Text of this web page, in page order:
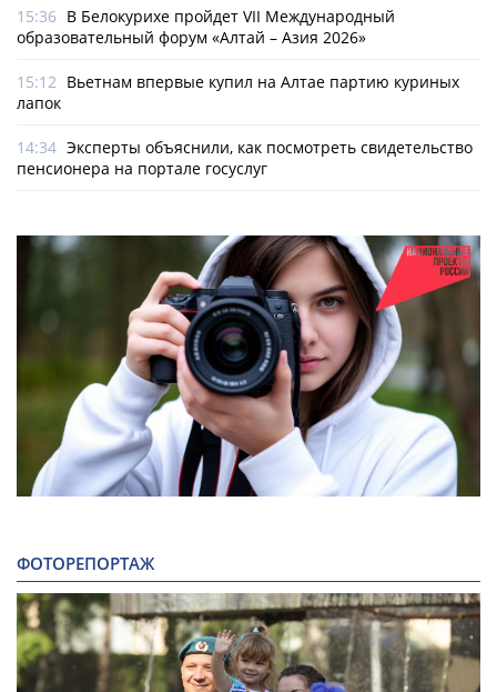
15:36 В Белокурихе пройдет VII Международный
образовательный форум «Алтай – Азия 2026»
15:12 Вьетнам впервые купил на Алтае партию куриных
лапок
14:34 Эксперты объяснили, как посмотреть свидетельство
пенсионера на портале госуслуг
ФОТОРЕПОРТАЖ